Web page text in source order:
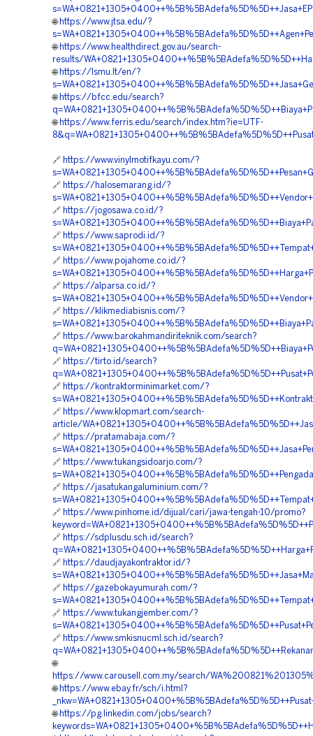
🌐 https://www.jtsa.edu/?
🌐 https://www.healthdirect.gov.au/search-
results/
🌐 https://lsmu.lt/en/?
🌐 https://bfcc.edu/search?
🌐 https://www.ferris.edu/search/index.htm?ie=UTF-
🔗 https://www.vinylmotifkayu.com/?
🔗 https://halosemarang.id/?
🔗 https://jogosawa.co.id/?
🔗 https://www.saprodi.id/?
🔗 https://www.pojahome.co.id/?
🔗 https://alparsa.co.id/?
🔗 https://klikmediabisnis.com/?
🔗 https://www.barokahmandiriteknik.com/search?
🔗 https://tirto.id/search?
🔗 https://kontraktorminimarket.com/?
🔗 https://www.klopmart.com/search-
article/
🔗 https://pratamabaja.com/?
🔗 https://www.tukangsidoarjo.com/?
🔗 https://jasatukangaluminium.com/?
🔗 https://www.pinhome.id/dijual/cari/jawa-tengah-10/promo?
🔗 https://sdplusdu.sch.id/search?
🔗 https://daudjayakontraktor.id/?
🔗 https://gazebokayumurah.com/?
🔗 https://www.tukangjember.com/?
🔗 https://www.smkisnucml.sch.id/search?
🌐
https://www.carousell.com.my/search/
🌐 https://www.ebay.fr/sch/i.html?
🌐 https://pg.linkedin.com/jobs/search?